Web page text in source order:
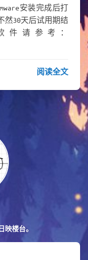
安装完成后打
30天后试用期结
请参考：
阅读全文
映楼台。